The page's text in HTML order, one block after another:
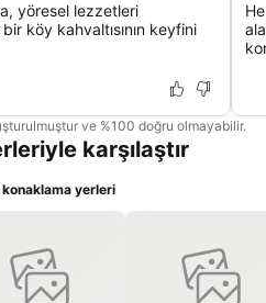
yöresel lezzetleri
köy kahvaltısının keyfini
ve %100 doğru olmayabilir.
karşılaştır
yerleri